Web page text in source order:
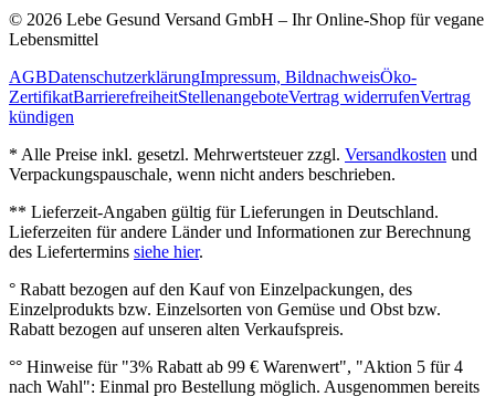
© 2026 Lebe Gesund Versand GmbH – Ihr Online‐Shop für vegane
Lebensmittel
AGBDatenschutzerklärungImpressum, BildnachweisÖko‐
ZertifikatBarrierefreiheitStellenangeboteVertrag widerrufenVertrag
kündigen
* Alle Preise inkl. gesetzl. Mehrwertsteuer zzgl. Versandkosten und
Verpackungspauschale, wenn nicht anders beschrieben.
** Lieferzeit‐Angaben gültig für Lieferungen in Deutschland.
Lieferzeiten für andere Länder und Informationen zur Berechnung
des Liefertermins siehe hier.
° Rabatt bezogen auf den Kauf von Einzelpackungen, des
Einzelprodukts bzw. Einzelsorten von Gemüse und Obst bzw.
Rabatt bezogen auf unseren alten Verkaufspreis.
°° Hinweise für "3% Rabatt ab 99 € Warenwert", "Aktion 5 für 4
nach Wahl": Einmal pro Bestellung möglich. Ausgenommen bereits